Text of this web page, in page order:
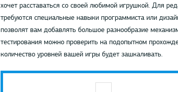
хочет расставаться со своей любимой игрушкой. Для
требуются специальные навыки программиста или
позволят вам добавлять большое разнообразие
тестирования можно проверить на подопытном
количество уровней вашей игры будет зашкаливать.